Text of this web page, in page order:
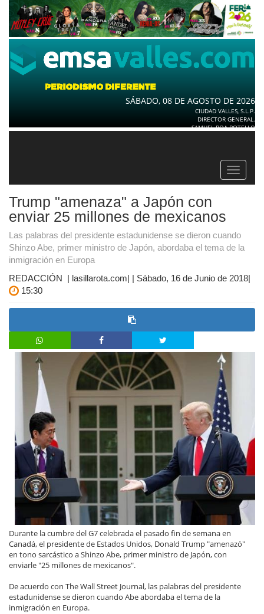
SÁBADO, 08 DE AGOSTO DE 2026
CIUDAD VALLES, S.L.P.
DIRECTOR GENERAL.
SAMUEL ROA BOTELLO
Toggle
Trump "amenaza" a Japón con
enviar 25 millones de mexicanos
Las palabras del presidente estadunidense se dieron cuando
Shinzo Abe, primer ministro de Japón, abordaba el tema de la
inmigración en Europa
REDACCIÓN | lasillarota.com| | Sábado, 16 de Junio de 2018|
15:30
Durante la cumbre del G7 celebrada el pasado fin de semana en
Canadá, el presidente de Estados Unidos, Donald Trump "amenazó"
en tono sarcástico a Shinzo Abe, primer ministro de Japón, con
enviarle "25 millones de mexicanos".
De acuerdo con The Wall Street Journal, las palabras del presidente
estadunidense se dieron cuando Abe abordaba el tema de la
inmigración en Europa.